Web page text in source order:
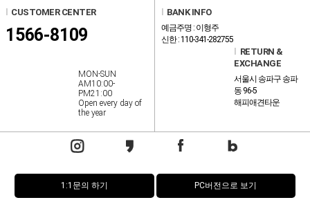
CUSTOMER CENTER
1566-8109
MON-SUN
AM10:00-
PM21:00
Open every day of
the year
BANK INFO
예금주명 : 이형주
신한 : 110-341-282755
RETURN &
EXCHANGE
서울시 송파구 송파
동 96-5
해피애견타운
1:1문의 하기 PC버전으로 보기